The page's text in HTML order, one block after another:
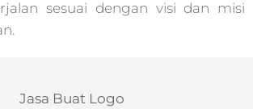
sesuai dengan visi dan misi
Jasa Buat Logo